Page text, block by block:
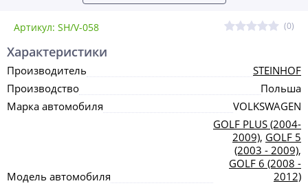
Артикул: SH/V-058 (0)
Характеристики
Производитель
STEINHOF
Производство
Польша
Марка автомобиля
VOLKSWAGEN
Модель автомобиля
GOLF PLUS (2004-
2009), GOLF 5
(2003 - 2009),
GOLF 6 (2008 -
2012)